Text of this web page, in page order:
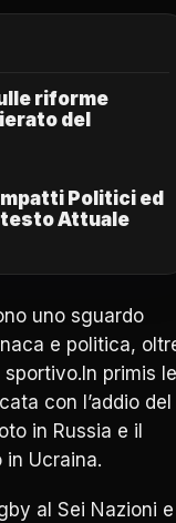
riforme
del
Impatti Politici ed
Attuale
uno sguardo
e politica,
primis le
con l’addio del
in Russia e il
in Ucraina.
al Sei Nazioni e